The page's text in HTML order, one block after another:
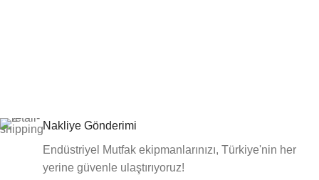
Nakliye Gönderimi
Endüstriyel Mutfak ekipmanlarınızı, Türkiye'nin her
yerine güvenle ulaştırıyoruz!